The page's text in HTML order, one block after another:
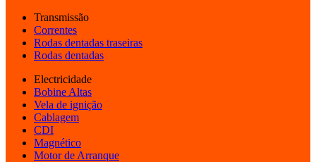
Transmissão
Correntes
Rodas dentadas traseiras
Rodas dentadas
Electricidade
Bobine Altas
Vela de ignição
Cablagem
CDI
Magnético
Motor de Arranque